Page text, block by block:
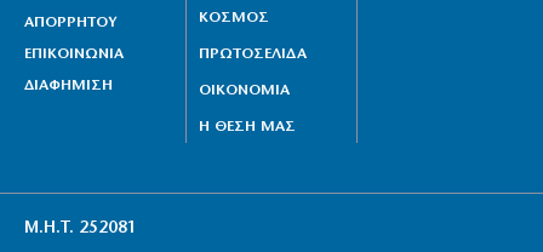
ΑΠΟΡΡΗΤΟΥ
ΕΠΙΚΟΙΝΩΝΙΑ
ΔΙΑΦΗΜΙΣΗ
ΚΟΣΜΟΣ
ΠΡΩΤΟΣΕΛΙΔΑ
ΟΙΚΟΝΟΜΙΑ
Η ΘΕΣΗ ΜΑΣ
Μ.Η.Τ. 252081